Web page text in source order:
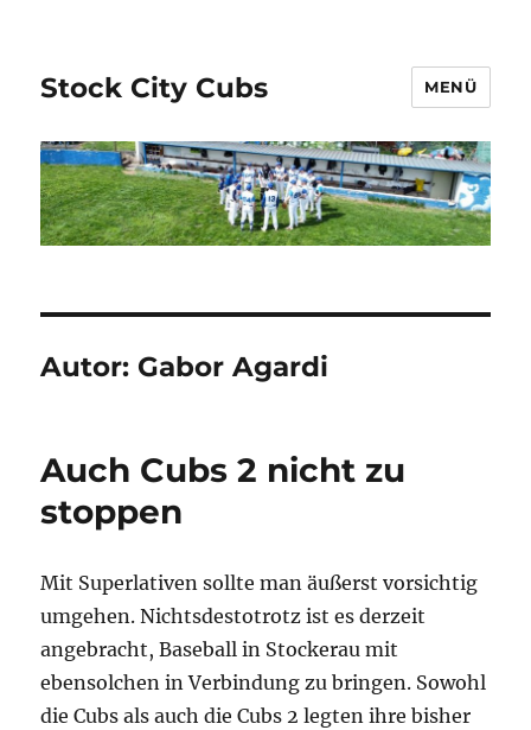
Stock City Cubs MENÜ
Autor: Gabor Agardi
Auch Cubs 2 nicht zu
stoppen
Mit Superlativen sollte man äußerst vorsichtig
umgehen. Nichtsdestotrotz ist es derzeit
angebracht, Baseball in Stockerau mit
ebensolchen in Verbindung zu bringen. Sowohl
die Cubs als auch die Cubs 2 legten ihre bisher